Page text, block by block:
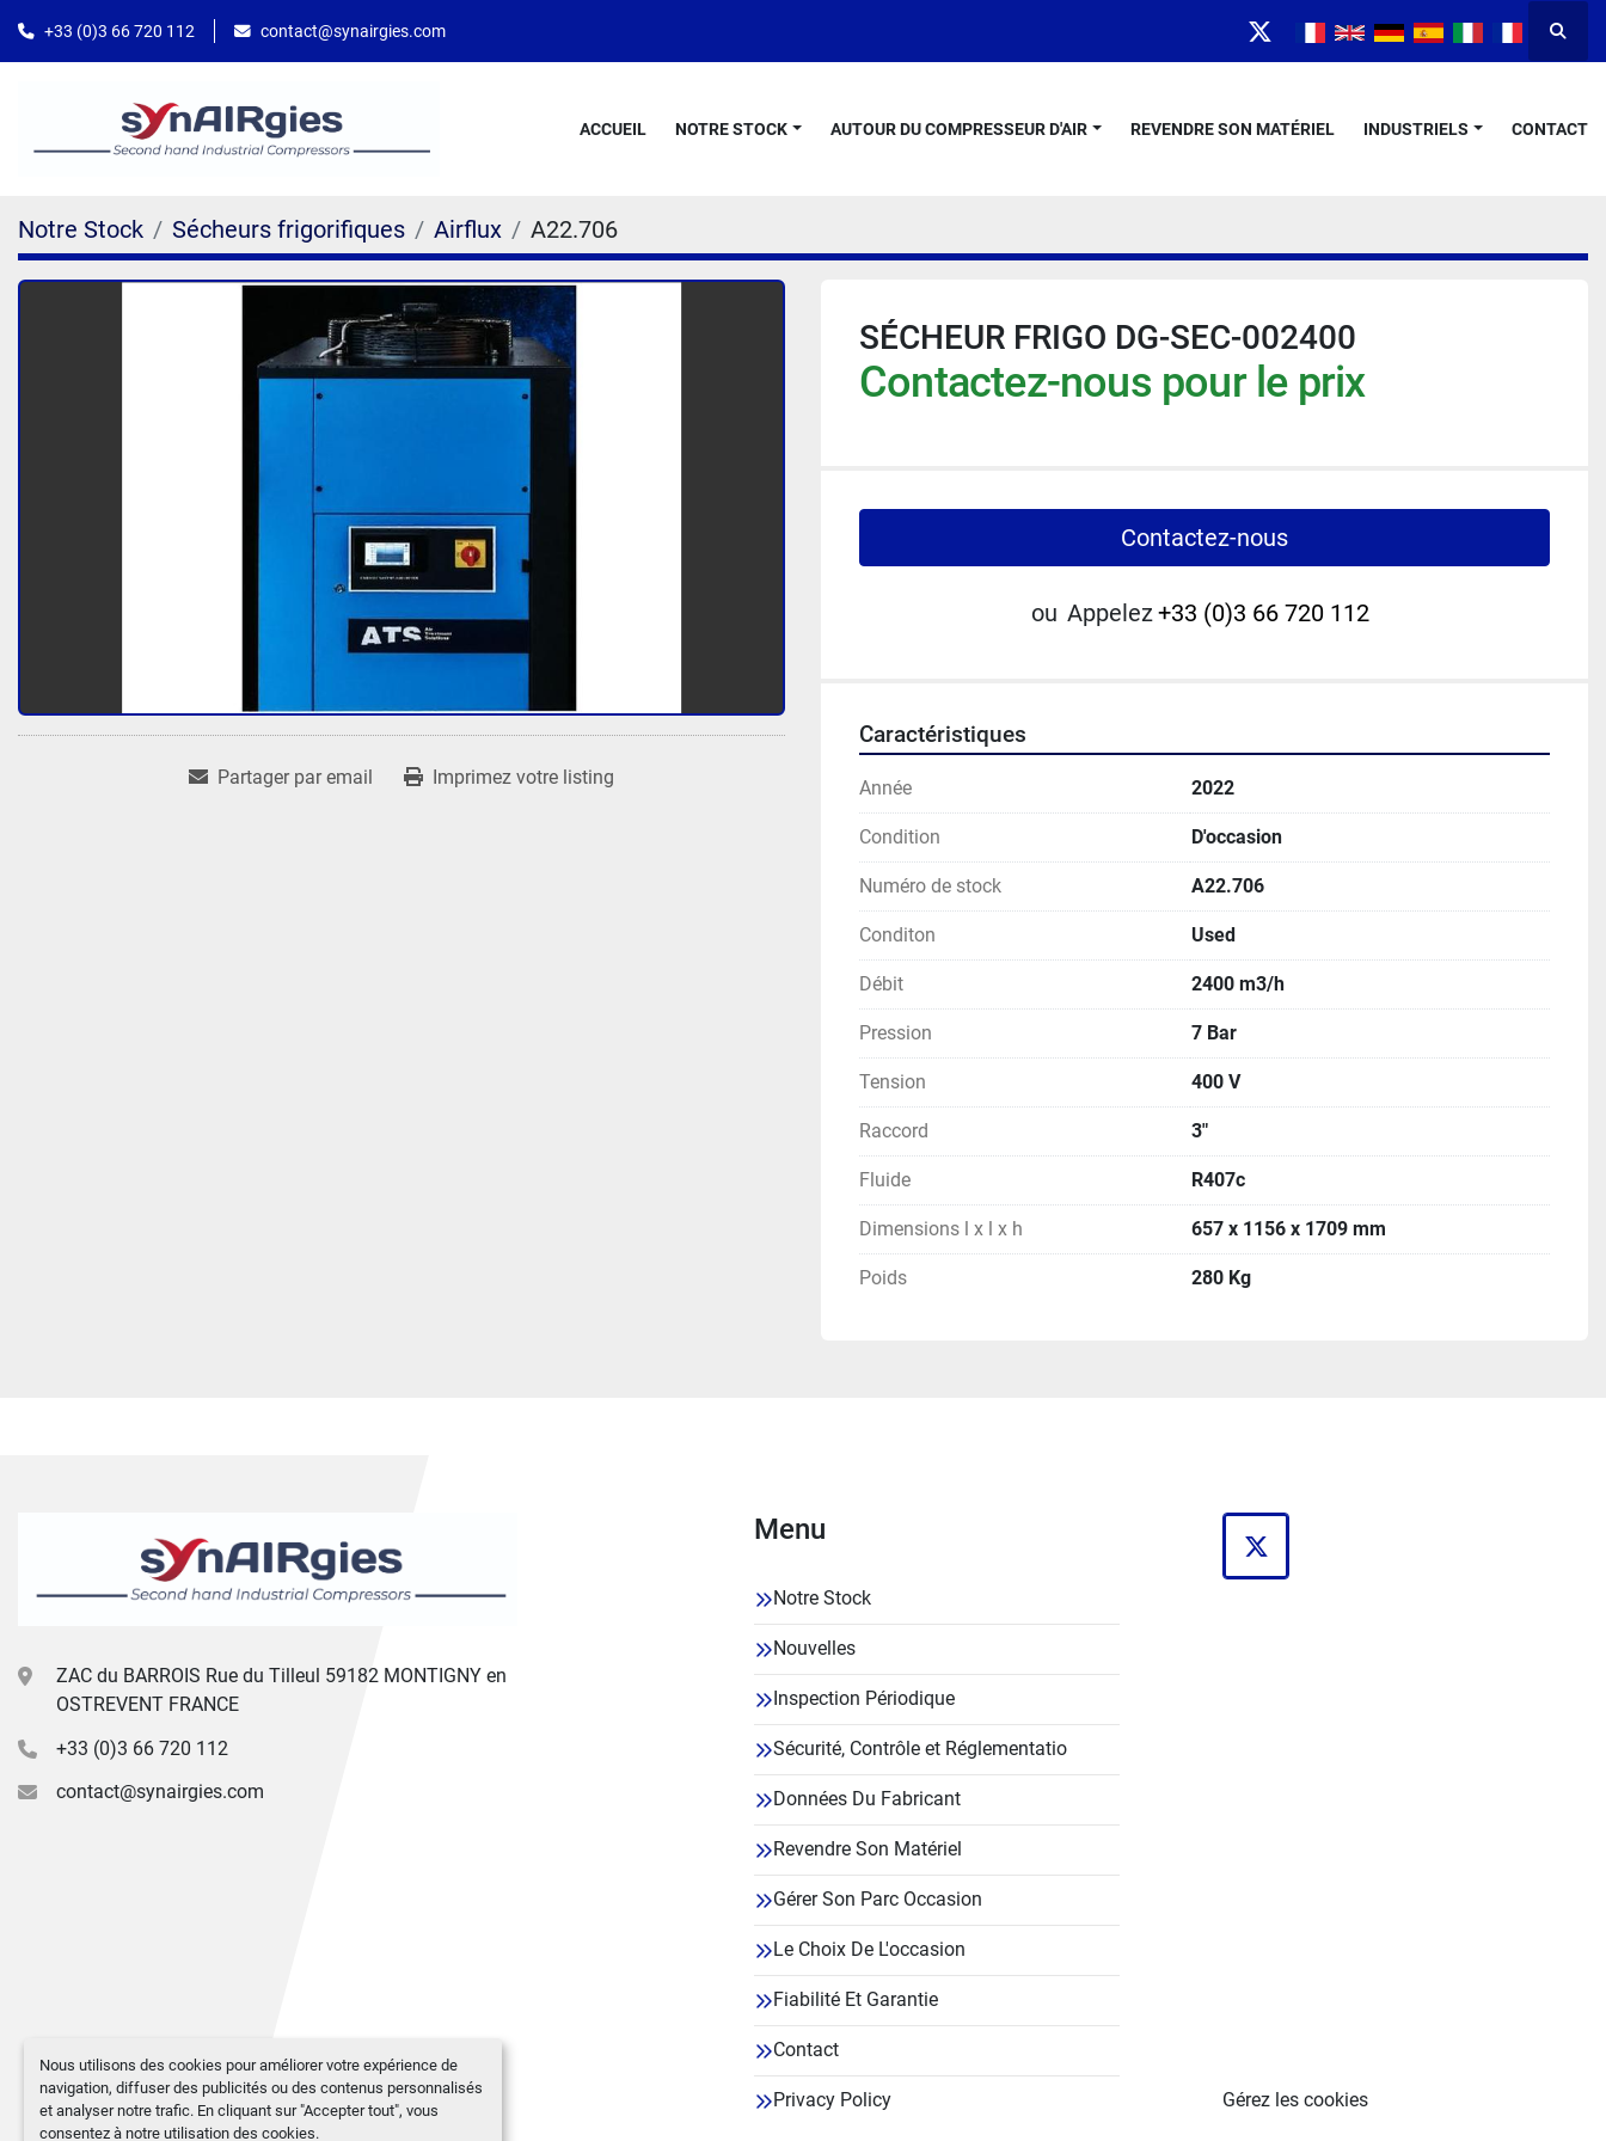
Nous utilisons des cookies pour améliorer votre expérience de
navigation, diffuser des publicités ou des contenus personnalisés
et analyser notre trafic. En cliquant sur "Accepter tout", vous
consentez à notre utilisation des cookies.
+33 (0)3 66 720 112 contact@synairgies.com
twitter
ACCUEIL NOTRE STOCK AUTOUR DU COMPRESSEUR D'AIR REVENDRE SON MATÉRIEL INDUSTRIELS CONTACT
Notre Stock Sécheurs frigorifiques Airflux A22.706
Partager par email Imprimez votre listing
SÉCHEUR FRIGO DG-SEC-002400
Contactez-nous pour le prix
Contactez-nous
ou Appelez+33 (0)3 66 720 112
Caractéristiques
Année 2022
Condition D'occasion
Numéro de stock A22.706
Conditon Used
Débit 2400 m3/h
Pression 7 Bar
Tension 400 V
Raccord 3"
Fluide R407c
Dimensions l x l x h 657 x 1156 x 1709 mm
Poids 280 Kg
ZAC du BARROIS Rue du Tilleul 59182 MONTIGNY en
OSTREVENT FRANCE
+33 (0)3 66 720 112
contact@synairgies.com
Menu
Notre Stock
Nouvelles
Inspection Périodique
Sécurité, Contrôle et Réglementatio
Données Du Fabricant
Revendre Son Matériel
Gérer Son Parc Occasion
Le Choix De L'occasion
Fiabilité Et Garantie
Contact
Privacy Policy
twitter
Gérez les cookies